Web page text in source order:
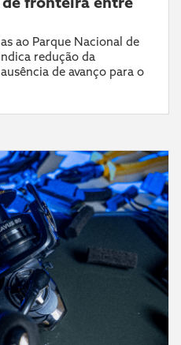
ao Parque Nacional de
redução da
de avanço para o